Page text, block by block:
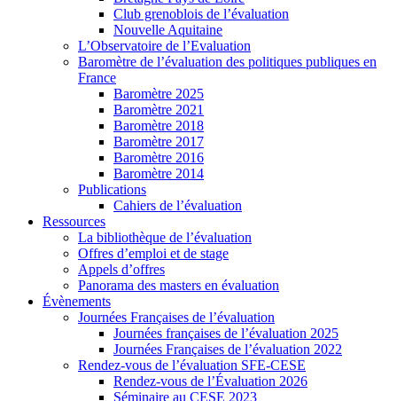
Club grenoblois de l’évaluation
Nouvelle Aquitaine
L’Observatoire de l’Evaluation
Baromètre de l’évaluation des politiques publiques en
France
Baromètre 2025
Baromètre 2021
Baromètre 2018
Baromètre 2017
Baromètre 2016
Baromètre 2014
Publications
Cahiers de l’évaluation
Ressources
La bibliothèque de l’évaluation
Offres d’emploi et de stage
Appels d’offres
Panorama des masters en évaluation
Évènements
Journées Françaises de l’évaluation
Journées françaises de l’évaluation 2025
Journées Françaises de l’évaluation 2022
Rendez-vous de l’évaluation SFE-CESE
Rendez-vous de l’Évaluation 2026
Séminaire au CESE 2023